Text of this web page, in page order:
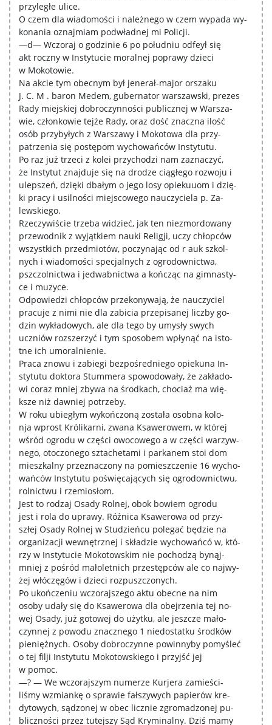
przyległe ulice.
O czem dla wiadomości i należnego w czem wypada wy-
konania oznajmiam podwładnej mi Policji.
—d— Wczoraj o godzinie 6 po południu odfeył się
akt roczny w Instytucie moralnej poprawy dzieci
w Mokotowie.
Na akcie tym obecnym był jenerał-major orszaku
J. C. M . baron Medem, gubernator warszawski, prezes
Rady miejskiej dobroczynności publicznej w Warsza-
wie, członkowie tejże Rady, oraz dość znaczna ilość
osób przybyłych z Warszawy i Mokotowa dla przy-
patrzenia się postępom wychowańców Instytutu.
Po raz już trzeci z kolei przychodzi nam zaznaczyć,
że Instytut znajduje się na drodze ciągłego rozwoju i
ulepszeń, dzięki dbałym o jego losy opiekuuom i dzię-
ki pracy i usilności miejscowego nauczyciela p. Za-
lewskiego.
Rzeczywiście trzeba widzieć, jak ten niezmordowany
przewodnik z wyjątkiem nauki Religji, uczy chłopców
wszystkich przedmiotów, poczynając od r auk szkol-
nych i wiadomości specjalnych z ogrodownictwa,
pszczolnictwa i jedwabnictwa a kończąc na gimnasty-
ce i muzyce.
Odpowiedzi chłopców przekonywają, że nauczyciel
pracuje z nimi nie dla zabicia przepisanej liczby go-
dzin wykładowych, ale dla tego by umysły swych
uczniów rozszerzyć i tym sposobem wpłynąć na isto-
tne ich umoralnienie.
Praca znowu i zabiegi bezpośredniego opiekuna In-
stytutu doktora Stummera spowodowały, że zakłado-
wi coraz mniej zbywa na środkach, chociaż ma wię-
ksze niż dawniej potrzeby.
W roku ubiegłym wykończoną została osobna kolo-
nja wprost Królikarni, zwana Ksawerowem, w której
wśród ogrodu w części owocowego a w części warzyw-
nego, otoczonego sztachetami i parkanem stoi dom
mieszkalny przeznaczony na pomieszczenie 16 wycho-
wańców Instytutu poświęcających się ogrodownictwu,
rolnictwu i rzemiosłom.
Jest to rodzaj Osady Rolnej, obok bowiem ogrodu
jest i rola do uprawy. Różnica Ksawerowa od przy-
szłej Osady Rolnej w Studzieńcu polegać będzie na
organizacji wewnętrznej i składzie wychowańcó w, któ-
rzy w Instytucie Mokotowskim nie pochodzą bynąj-
mniej z pośród małoletnich przestępców ale co najwy-
żej włóczęgów i dzieci rozpuszczonych.
Po ukończeniu wczorajszego aktu obecne na nim
osoby udały się do Ksawerowa dla obejrzenia tej no-
wej Osady, już gotowej do użytku, ale jeszcze mało-
czynnej z powodu znacznego 1 niedostatku środków
pieniężnych. Osoby dobroczynne powinnyby pomyśleć
o tej filji Instytutu Mokotowskiego i przyjść jej
w pomoc.
—? — We wczorajszym numerze Kurjera zamieści-
liśmy wzmiankę o sprawie fałszywych papierów kre-
dytowych, sądzonej w obec licznie zgromadzonej pu-
bliczności przez tutejszy Sąd Kryminalny. Dziś mamy